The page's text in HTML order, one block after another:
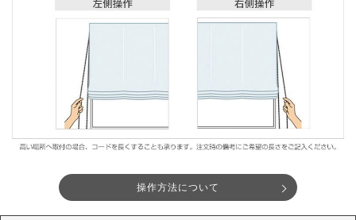
操作方法について